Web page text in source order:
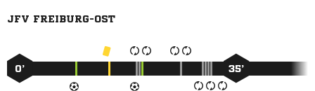
JFV FREIBURG-OST
0’ 35’